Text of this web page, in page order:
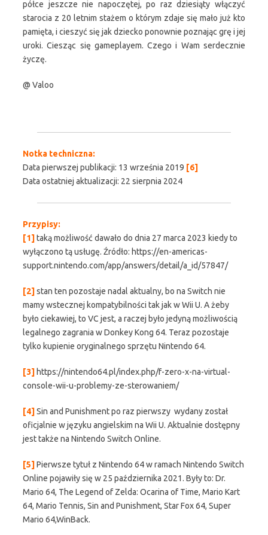
półce jeszcze nie napoczętej, po raz dziesiąty włączyć
starocia z 20 letnim stażem o którym zdaje się mało już kto
pamięta, i cieszyć się jak dziecko ponownie poznając grę i jej
uroki. Ciesząc się gameplayem. Czego i Wam serdecznie
życzę.
@ Valoo
Notka techniczna:
Data pierwszej publikacji: 13 września 2019 [6]
Data ostatniej aktualizacji: 22 sierpnia 2024
Przypisy:
[1] taką możliwość dawało do dnia 27 marca 2023 kiedy to
wyłączono tą usługę. Źródło: https://en-americas-
support.nintendo.com/app/answers/detail/a_id/57847/
[2] stan ten pozostaje nadal aktualny, bo na Switch nie
mamy wstecznej kompatybilności tak jak w Wii U. A żeby
było ciekawiej, to VC jest, a raczej było jedyną możliwością
legalnego zagrania w Donkey Kong 64. Teraz pozostaje
tylko kupienie oryginalnego sprzętu Nintendo 64.
[3] https://nintendo64.pl/index.php/f-zero-x-na-virtual-
console-wii-u-problemy-ze-sterowaniem/
[4] Sin and Punishment po raz pierwszy wydany został
oficjalnie w języku angielskim na Wii U. Aktualnie dostępny
jest także na Nintendo Switch Online.
[5] Pierwsze tytuł z Nintendo 64 w ramach Nintendo Switch
Online pojawiły się w 25 października 2021. Były to: Dr.
Mario 64, The Legend of Zelda: Ocarina of Time, Mario Kart
64, Mario Tennis, Sin and Punishment, Star Fox 64, Super
Mario 64,WinBack.